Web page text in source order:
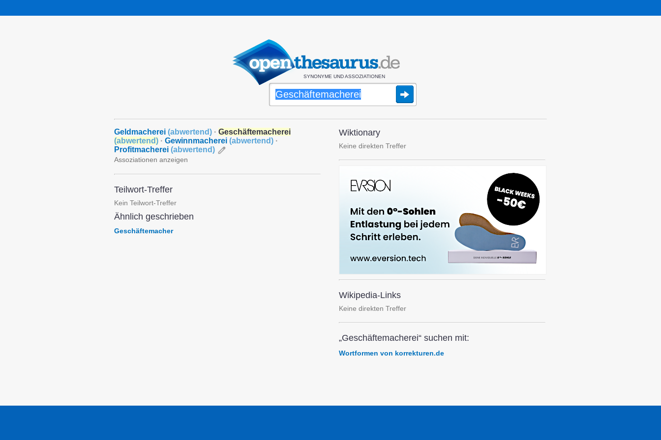
SYNONYME UND ASSOZIATIONEN
Geldmacherei (abwertend) · Geschäftemacherei
(abwertend) · Gewinnmacherei (abwertend) ·
Profitmacherei (abwertend)
Assoziationen anzeigen
Teilwort-Treffer
Kein Teilwort-Treffer
Ähnlich geschrieben
Geschäftemacher
Wiktionary
Keine direkten Treffer
Wikipedia-Links
Keine direkten Treffer
„Geschäftemacherei“ suchen mit:
Wortformen von korrekturen.de